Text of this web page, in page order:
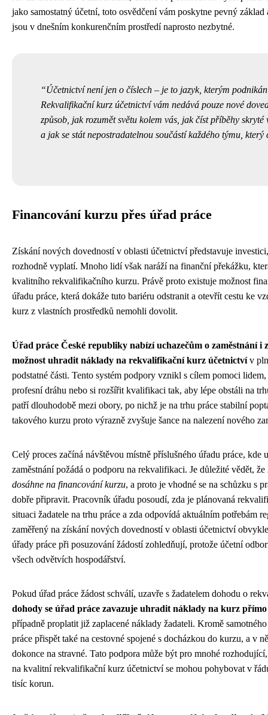
jako samostatný účetní, toto osvědčení vám poskytne pevný základ
jsou v dnešním konkurenčním prostředí naprosto nezbytné.
Účetnictví není jen o číslech – je to jazyk, kterým
Rekvalifikační kurz účetnictví vám nedává pouze nové
způsob, jak rozumět světu kolem vás, jak číst příběhy
a jak se stát nepostradatelnou součástí každého týmu, který
Financování kurzu přes úřad práce
Získání nových dovedností v oblasti účetnictví představuje
rozhodně vyplatí. Mnoho lidí však naráží na finanční překážku,
kvalitního rekvalifikačního kurzu. Právě proto existuje možnost
úřadu práce, která dokáže tuto bariéru odstranit a otevřít cestu ke
kurz z vlastních prostředků nemohli dovolit.
Úřad práce České republiky nabízí uchazečům o zaměstnání i
možnost uhradit náklady na rekvalifikační kurz účetnictvív
podstatné části. Tento systém podpory vznikl s cílem pomoci
profesní dráhu nebo si rozšířit kvalifikaci tak, aby lépe obstáli na
patří dlouhodobě mezi obory, po nichž je na trhu práce stabilní
takového kurzu proto výrazně zvyšuje šance na nalezení nového
Celý proces začíná návštěvou místně příslušného úřadu práce, kde
zaměstnání požádá o podporu na rekvalifikaci. Je důležité vědět, že
dosáhne na financování kurzu, a proto je vhodné se na schůzku s
dobře připravit. Pracovník úřadu posoudí, zda je plánovaná
situaci žadatele na trhu práce a zda odpovídá aktuálním potřebám
zaměřený na získání nových dovedností v oblasti účetnictví
úřady práce při posuzování žádostí zohledňují, protože účetní
všech odvětvích hospodářství.
Pokud úřad práce žádost schválí, uzavře s žadatelem dohodu o
dohody se úřad práce zavazuje uhradit náklady na kurz
případně proplatit již zaplacené náklady žadateli. Kromě
práce přispět také na cestovné spojené s docházkou do kurzu, a v
dokonce na stravné. Tato podpora může být pro mnohé
na kvalitní rekvalifikační kurz účetnictví se mohou pohybovat v
tisíc korun.